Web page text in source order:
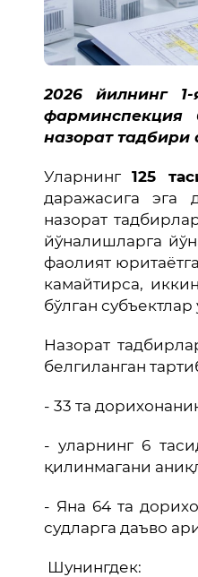
2026 йилнинг
назорат
Уларнинг125
даражасига эга
назорат
йўналишларга
фаолият
камайтирса,
бўлган
Назорат
белгиланган
- 33 та
- уларнинг 6
қилинмагани
- Яна 64 та
судларга даъво
Шунингдек: